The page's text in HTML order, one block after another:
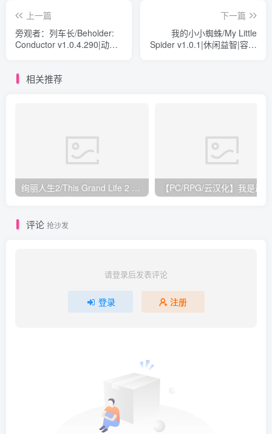
上一篇
旁观者：列车长/Beholder:
Conductor v1.0.4.290|动作
下一篇
我的小小蜘蛛/My Little
Spider v1.0.1|休闲益智|容量
相关推荐
绚丽人生2/This Grand Life 2 v1.01.06|模拟经营|容量531M|免安装绿色中文版
评论 抢沙发
请登录后发表评论
登录 注册